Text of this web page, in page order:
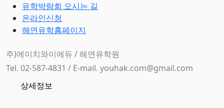
유학박람회 오시는 길
온라인신청
해연유학홈페이지
주)에이치와이에듀 / 해연유학원
Tel. 02-587-4831 / E-mail. youhak.com@gmail.com
상세정보